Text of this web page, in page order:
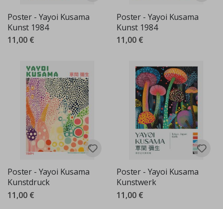
Poster - Yayoi Kusama
Kunst 1984
11,00 €
Poster - Yayoi Kusama
Kunst 1984
11,00 €
Poster - Yayoi Kusama
Kunstdruck
11,00 €
Poster - Yayoi Kusama
Kunstwerk
11,00 €